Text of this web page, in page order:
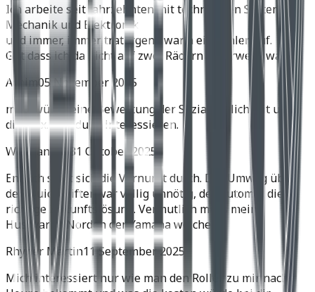
Ich arbeite seit Jahrzehnten mit technischen Systemen,
Mechanik und Elektronik
und immer, immer trat irgend wann ein Fehler auf.
Gut dass ich da nicht auf zwei Rädern unterwegs war.
Achim 05 November 2025
mich würde eine Bewertung der Soziatauglichkeit und
die max. Zuladung interessieren.
Wolfgang H.31 Oktober 2025
Endlich setzt sich die Vernunft durch. Der Umweg über
den Quickshifter war völlig unnötig, der Automat die
richtige Zukunftslösung. Vermutlich muss meine
Husqvarna Norden der Yamaha weichen.
Rhyner Martin11 September 2025
Mich interessiert nur wie man den Roller zu mir nach